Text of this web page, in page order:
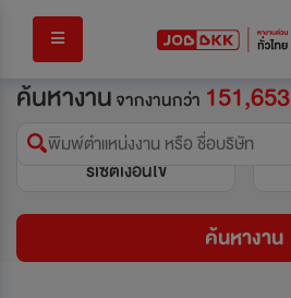
ค้นหางานจากงานกว่า 151,653
พิมพ์ตำแหน่งงาน หรือ ชื่อบริษัท
รีเซ็ตเงื่อนไข
ค้นหางาน